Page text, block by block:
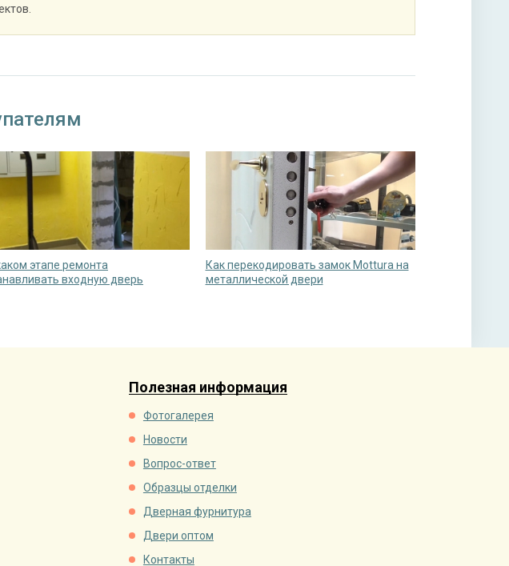
этапе ремонта
входную дверь
Как перекодировать замок Mottura на
металлической двери
Полезная информация
Фотогалерея
Новости
Вопрос-ответ
Образцы отделки
Дверная фурнитура
Двери оптом
Контакты